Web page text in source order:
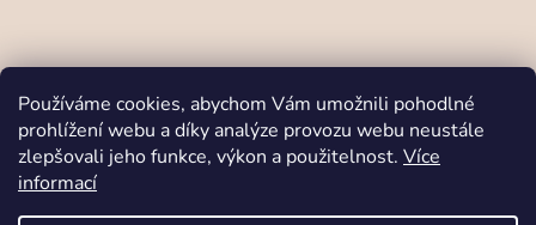
Používáme cookies, abychom Vám umožnili pohodlné
prohlížení webu a díky analýze provozu webu neustále
zlepšovali jeho funkce, výkon a použitelnost. Více
informací
Sledovat na Instagramu
Odstoupit od smlouvy